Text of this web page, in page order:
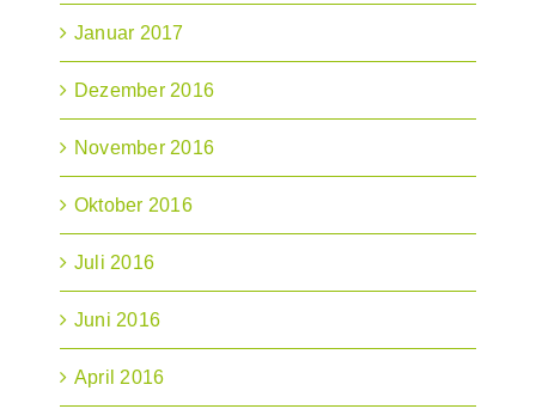
Januar 2017
Dezember 2016
November 2016
Oktober 2016
Juli 2016
Juni 2016
April 2016